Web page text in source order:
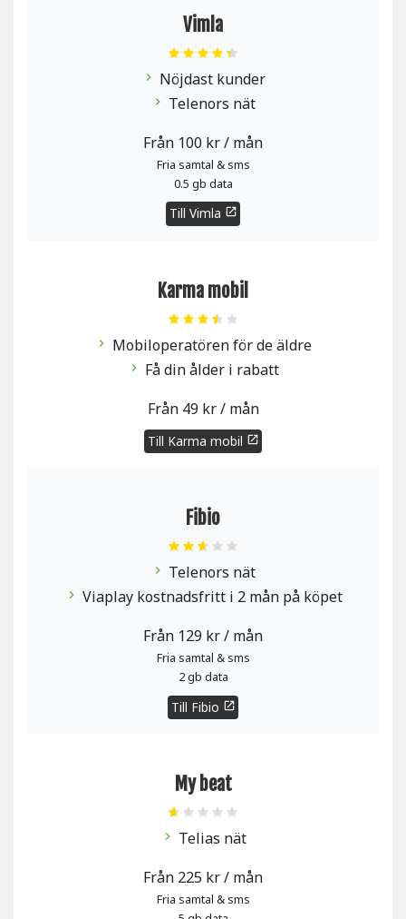
Vimla
chevron_right Nöjdast kunder
chevron_right
Telenors nät
Från 100 kr / mån
Fria samtal & sms
0.5 gb data
Till Vimla open_in_new
Karma mobil
chevron_right Mobiloperatören för de äldre
chevron_right
Få din ålder i rabatt
Från 49 kr / mån
Till Karma mobil open_in_new
Fibio
chevron_right Telenors nät
chevron_right Viaplay kostnadsfritt i 2 mån på köpet
Från 129 kr / mån
Fria samtal & sms
2 gb data
Till Fibio open_in_new
My beat
chevron_right
Telias nät
Från 225 kr / mån
Fria samtal & sms